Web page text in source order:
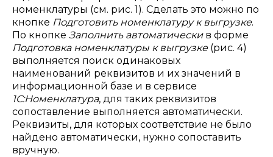
номенклатуры (см. рис. 1). Сделать это можно по
кнопке Подготовить номенклатуру к выгрузке.
По кнопке Заполнить автоматическив форме
Подготовка номенклатуры к выгрузке (рис. 4)
выполняется поиск одинаковых
наименований реквизитов и их значений в
информационной базе и в сервисе
1С:Номенклатура, для таких реквизитов
сопоставление выполняется автоматически.
Реквизиты, для которых соответствие не было
найдено автоматически, нужно сопоставить
вручную.